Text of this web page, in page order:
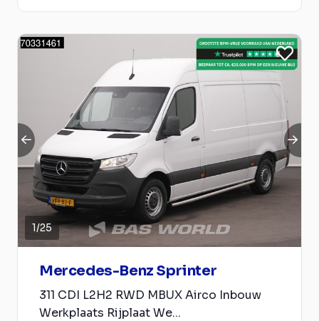
1/25
Mercedes-Benz Sprinter
311 CDI L2H2 RWD MBUX Airco Inbouw
Werkplaats Rijplaat We...